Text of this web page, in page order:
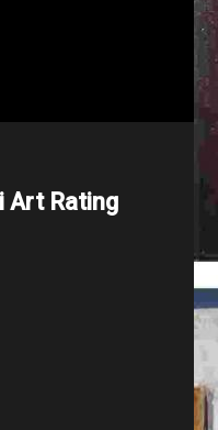
Art Rating